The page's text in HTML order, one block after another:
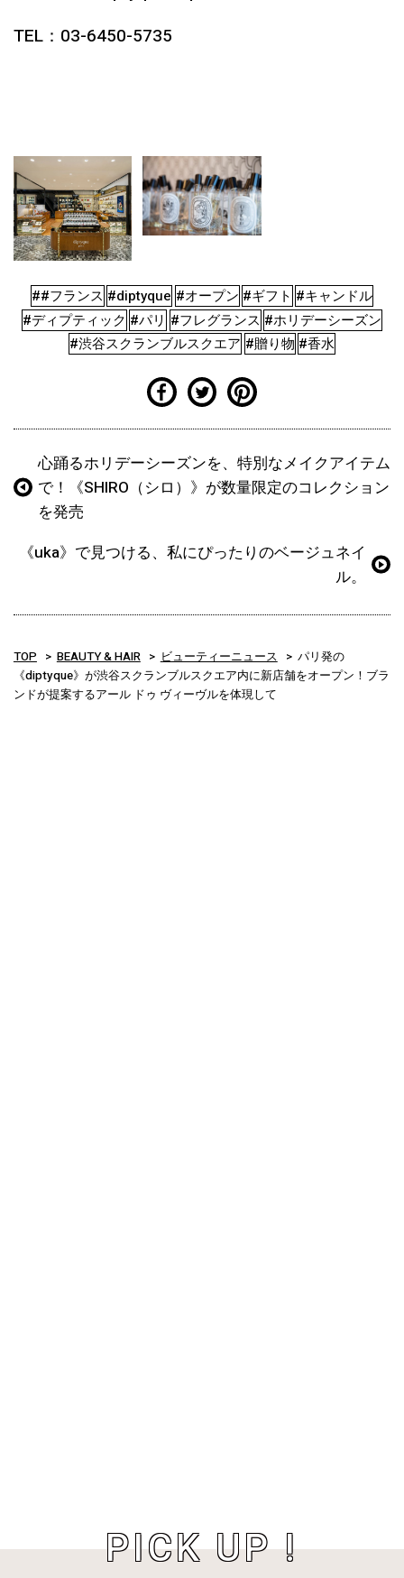
TEL：03-6450-5735
##フランス #diptyque #オープン #ギフト #キャンドル
#ディプティック #パリ #フレグランス #ホリデーシーズン
#渋谷スクランブルスクエア #贈り物 #香水
心踊るホリデーシーズンを、特別なメイクアイテム
で！《SHIRO（シロ）》が数量限定のコレクション
を発売
《uka》で見つける、私にぴったりのベージュネイ
ル。
TOP BEAUTY & HAIR ビューティーニュース
パリ発の
《diptyque》が渋谷スクランブルスクエア内に新店舗をオープン！ブラ
ンドが提案するアール ドゥ ヴィーヴルを体現して
PICK UP !